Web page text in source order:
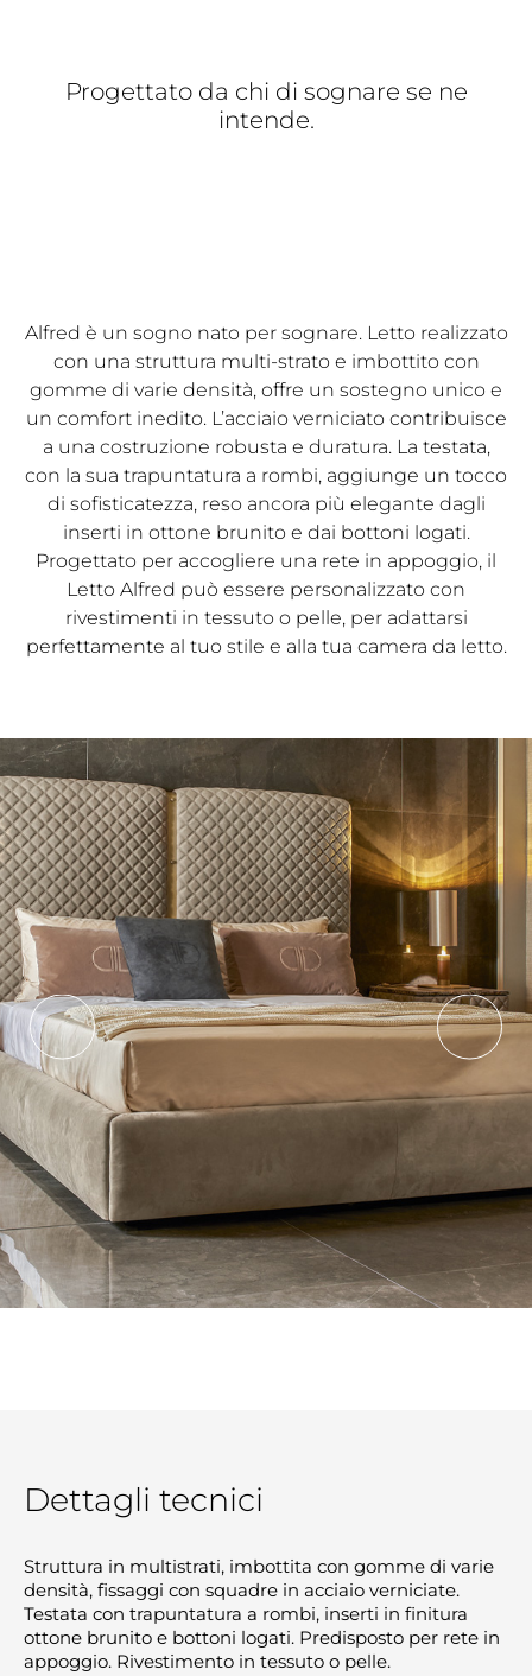
Progettato da chi di sognare se ne
intende.
Alfred è un sogno nato per sognare. Letto realizzato
con una struttura multi-strato e imbottito con
gomme di varie densità, offre un sostegno unico e
un comfort inedito. L’acciaio verniciato contribuisce
a una costruzione robusta e duratura. La testata,
con la sua trapuntatura a rombi, aggiunge un tocco
di sofisticatezza, reso ancora più elegante dagli
inserti in ottone brunito e dai bottoni logati.
Progettato per accogliere una rete in appoggio, il
Letto Alfred può essere personalizzato con
rivestimenti in tessuto o pelle, per adattarsi
perfettamente al tuo stile e alla tua camera da letto.
Dettagli tecnici
Struttura in multistrati, imbottita con gomme di varie
densità, fissaggi con squadre in acciaio verniciate.
Testata con trapuntatura a rombi, inserti in finitura
ottone brunito e bottoni logati. Predisposto per rete in
appoggio. Rivestimento in tessuto o pelle.